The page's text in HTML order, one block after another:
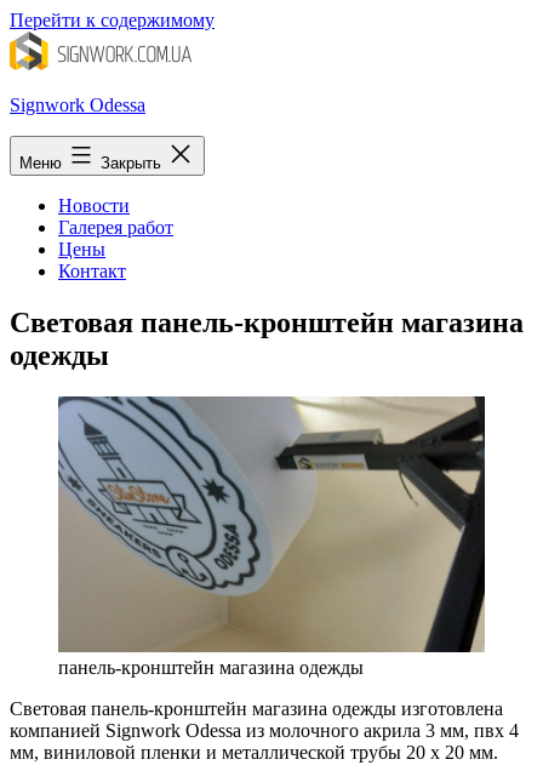
Перейти к содержимому
Signwork Odessa
Меню Закрыть
Новости
Галерея работ
Цены
Контакт
Световая панель-кронштейн магазина
одежды
панель-кронштейн магазина одежды
Световая панель-кронштейн магазина одежды изготовлена
компанией Signwork Odessa из молочного акрила 3 мм, пвх 4
мм, виниловой пленки и металлической трубы 20 х 20 мм.